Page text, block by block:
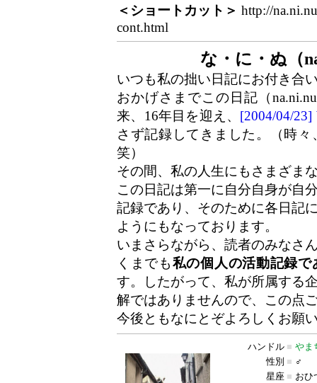
＜ショートカット＞ http://
cont.html
な・に・ぬ（
いつも私の拙い日記にお付き合
おかげさまでこの日記（
来、16年目を迎え、 [2004/04/23]
さず記録してきました。（時
笑）
その間、私の人生にもさまざま
この日記は第一に自分自身が自
記録であり、そのために各日記
ようにもなっております。
いまさらながら、読者のみなさ
くまでも私の個人の活動記録で
す。したがって、私が所属する
解ではありませんので、この点
今後ともなにとぞよろしくお願
ハンドル ■ やま
性別 ■ ♂
星座 ■ おひ